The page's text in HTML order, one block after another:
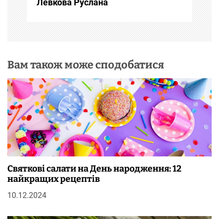
і
в
Левкова Руслана
Вам також може сподобатися
Святкові салати на День народження: 12
найкращих рецептів
10.12.2024